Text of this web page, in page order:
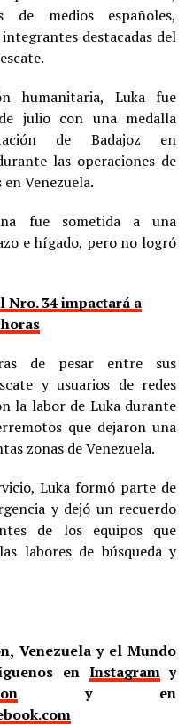
medios españoles,
destacadas del
humanitaria, Luka fue
julio con una medalla
de Badajoz en
las operaciones de
Venezuela.
fue sometida a una
e hígado, pero no logró
Nro. 34 impactará a
de pesar entre sus
y usuarios de redes
la labor de Luka durante
que dejaron una
zonas de Venezuela.
Luka formó parte de
y dejó un recuerdo
de los equipos que
labores de búsqueda y
Venezuela y el Mundo
en Instagramy
y en